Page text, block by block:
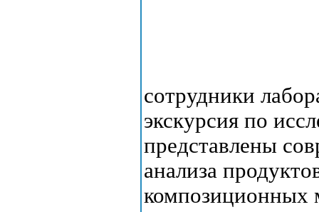
сотрудники
экскурсия по
представлены
анализа
композиционных